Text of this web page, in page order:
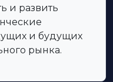
и развить
и будущих
рынка.